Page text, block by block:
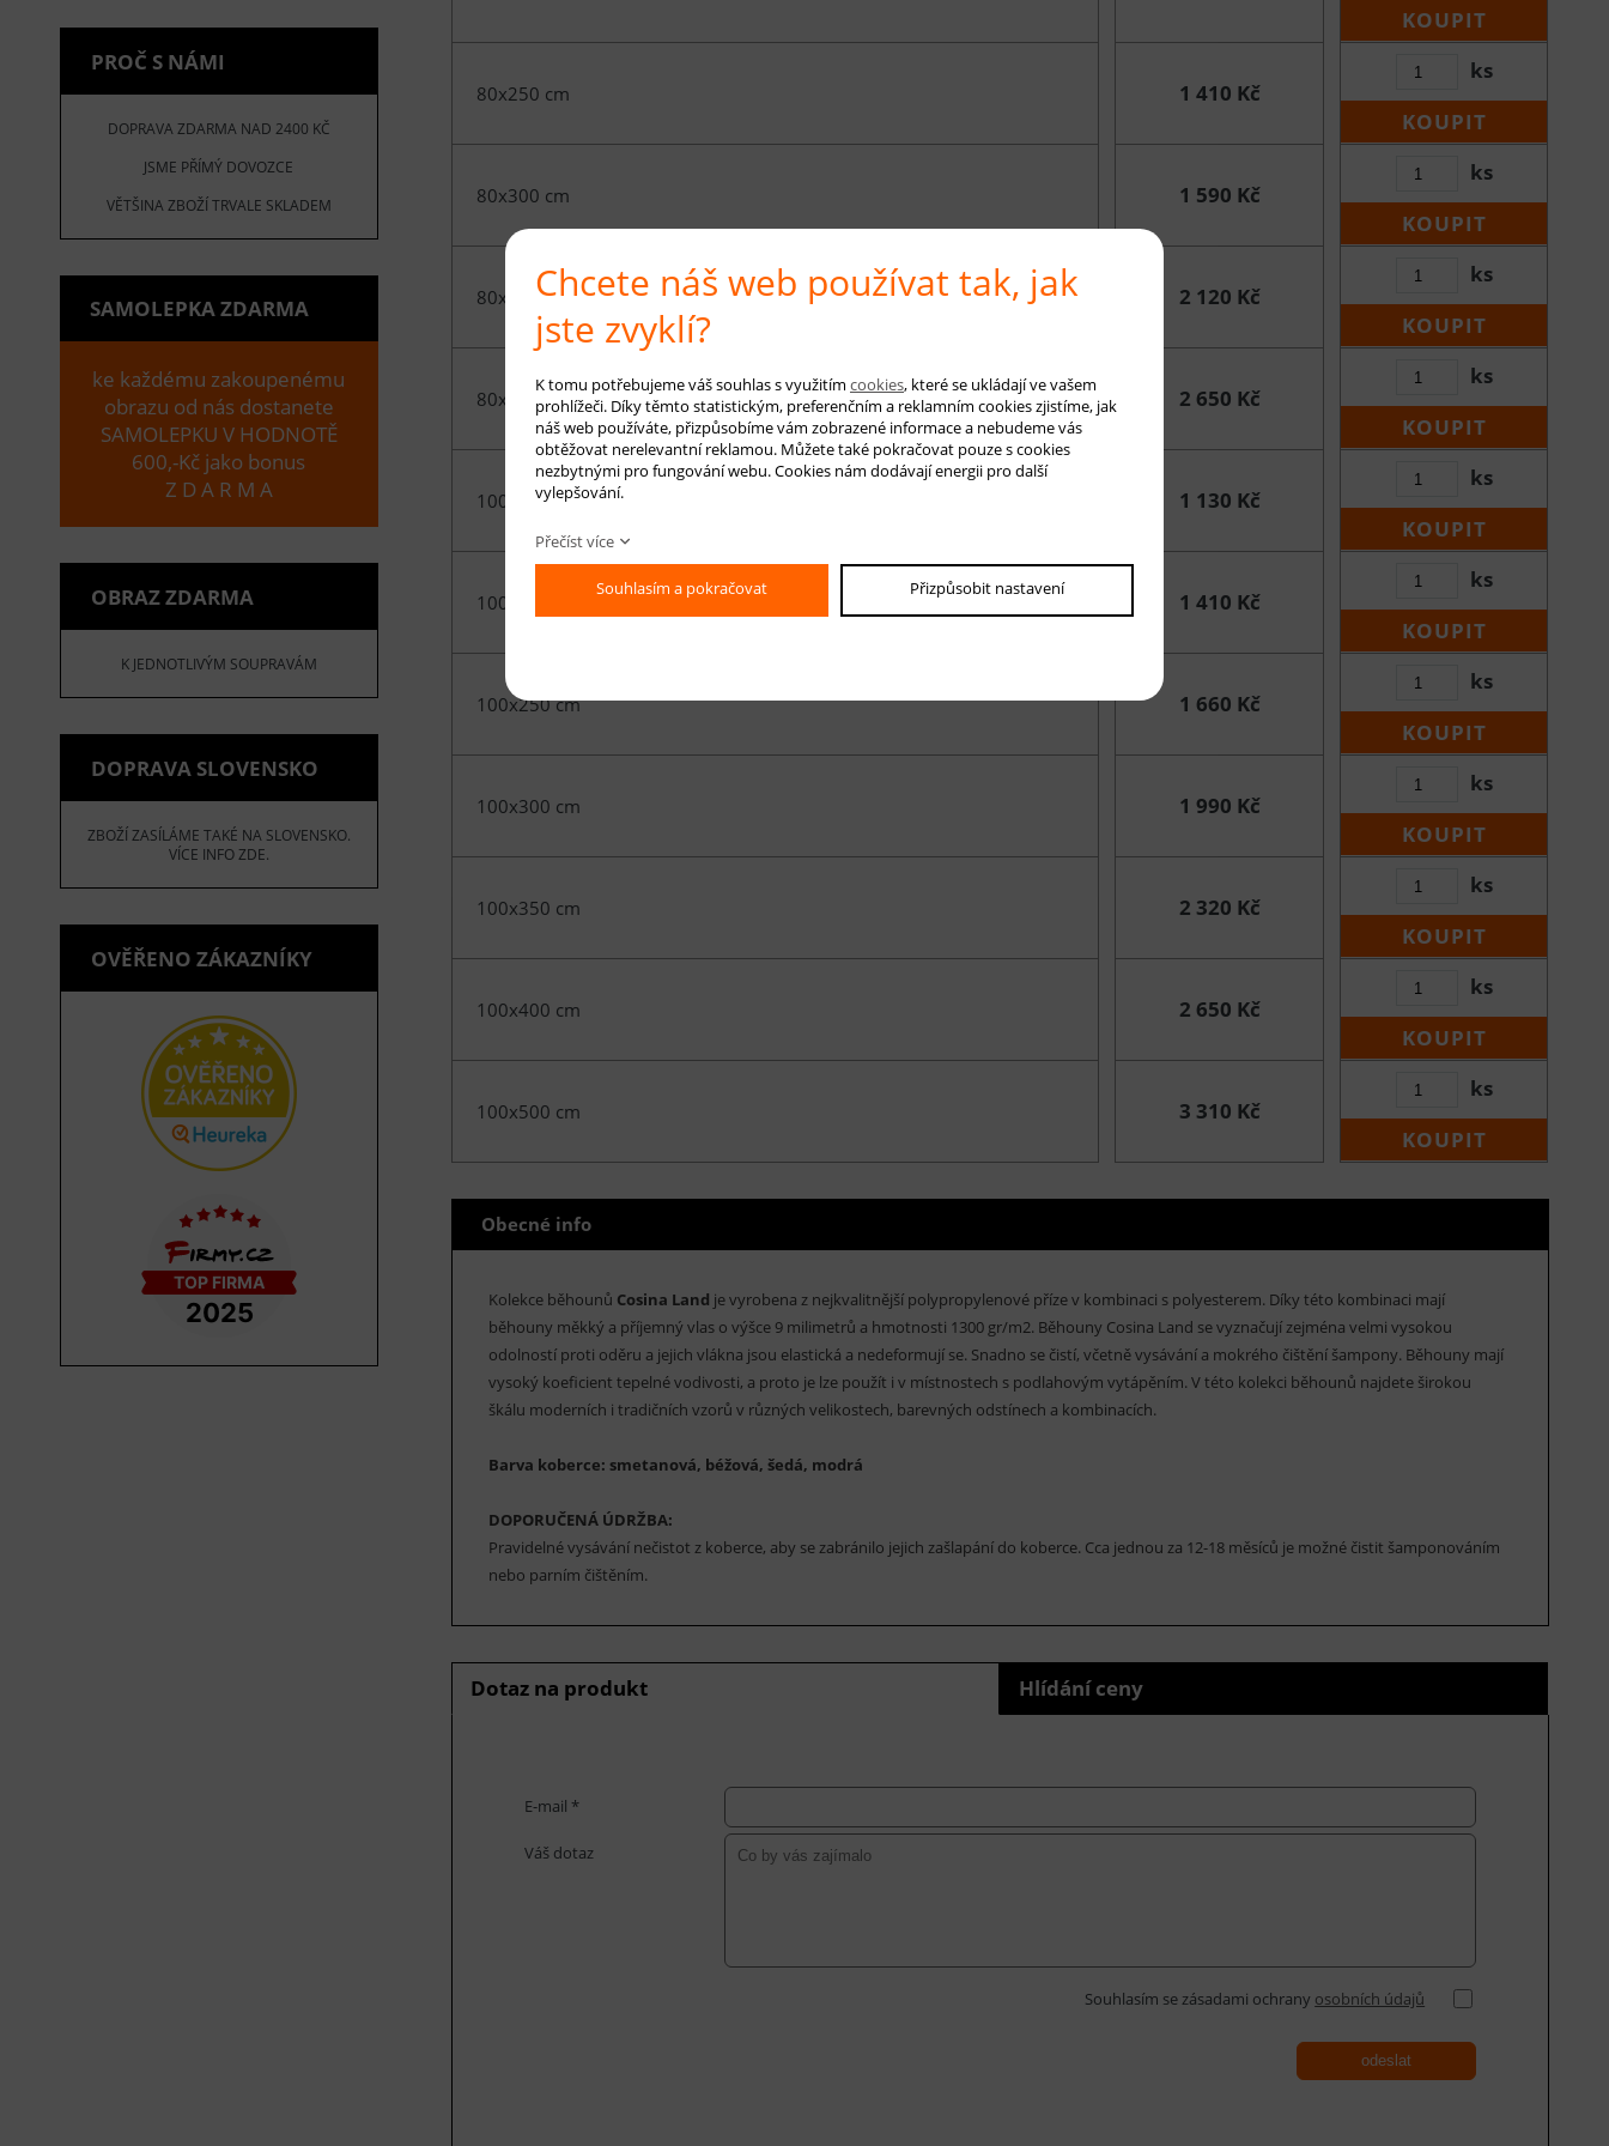
PROČ S NÁMI
DOPRAVA ZDARMA NAD 2400 KČ
JSME PŘÍMÝ DOVOZCE
VĚTŠINA ZBOŽÍ TRVALE SKLADEM
SAMOLEPKA ZDARMA
ke každému zakoupenému
obrazu od nás dostanete
SAMOLEPKU V HODNOTĚ
600,-Kč jako bonus
Z D A R M A
OBRAZ ZDARMA
K JEDNOTLIVÝM SOUPRAVÁM
DOPRAVA SLOVENSKO
ZBOŽÍ ZASÍLÁME TAKÉ NA SLOVENSKO.
VÍCE INFO ZDE.
OVĚŘENO ZÁKAZNÍKY
KOUPIT
80x250 cm 1 410 Kč
ks
KOUPIT
80x300 cm 1 590 Kč
ks
KOUPIT
80x400 cm 2 120 Kč
ks
KOUPIT
80x500 cm 2 650 Kč
ks
KOUPIT
100x150 cm 1 130 Kč
ks
KOUPIT
100x200 cm 1 410 Kč
ks
KOUPIT
100x250 cm 1 660 Kč
ks
KOUPIT
100x300 cm 1 990 Kč
ks
KOUPIT
100x350 cm 2 320 Kč
ks
KOUPIT
100x400 cm 2 650 Kč
ks
KOUPIT
100x500 cm 3 310 Kč
ks
KOUPIT
Obecné info
Kolekce běhounů Cosina Land je vyrobena z nejkvalitnější polypropylenové příze v kombinaci s polyesterem. Díky této kombinaci mají
běhouny měkký a příjemný vlas o výšce 9 milimetrů a hmotnosti 1300 gr/m2. Běhouny Cosina Land se vyznačují zejména velmi vysokou
odolností proti oděru a jejich vlákna jsou elastická a nedeformují se. Snadno se čistí, včetně vysávání a mokrého čištění šampony. Běhouny mají
vysoký koeficient tepelné vodivosti, a proto je lze použít i v místnostech s podlahovým vytápěním. V této kolekci běhounů najdete širokou
škálu moderních i tradičních vzorů v různých velikostech, barevných odstínech a kombinacích.
Barva koberce: smetanová, béžová, šedá, modrá
DOPORUČENÁ ÚDRŽBA:
Pravidelné vysávání nečistot z koberce, aby se zabránilo jejich zašlapání do koberce. Cca jednou za 12-18 měsíců je možné čistit šamponováním
nebo parním čištěním.
Dotaz na produkt Hlídání ceny
E-mail *
Váš dotaz
Souhlasím se zásadami ochrany osobních údajů
odeslat
Chcete náš web používat tak, jak
jste zvyklí?
K tomu potřebujeme váš souhlas s využitím cookies, které se ukládají ve vašem
prohlížeči. Díky těmto statistickým, preferenčním a reklamním cookies zjistíme, jak
náš web používáte, přizpůsobíme vám zobrazené informace a nebudeme vás
obtěžovat nerelevantní reklamou. Můžete také pokračovat pouze s cookies
nezbytnými pro fungování webu. Cookies nám dodávají energii pro další
vylepšování.
Přečíst více
Souhlasím a pokračovat Přizpůsobit nastavení